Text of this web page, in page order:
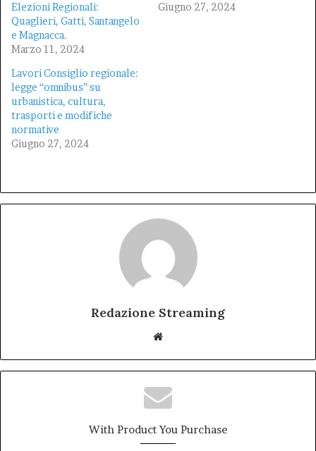
Elezioni Regionali:
Quaglieri, Gatti, Santangelo
e Magnacca.
Marzo 11, 2024
Giugno 27, 2024
Lavori Consiglio regionale:
legge “omnibus” su
urbanistica, cultura,
trasporti e modifiche
normative
Giugno 27, 2024
Redazione Streaming
With Product You Purchase